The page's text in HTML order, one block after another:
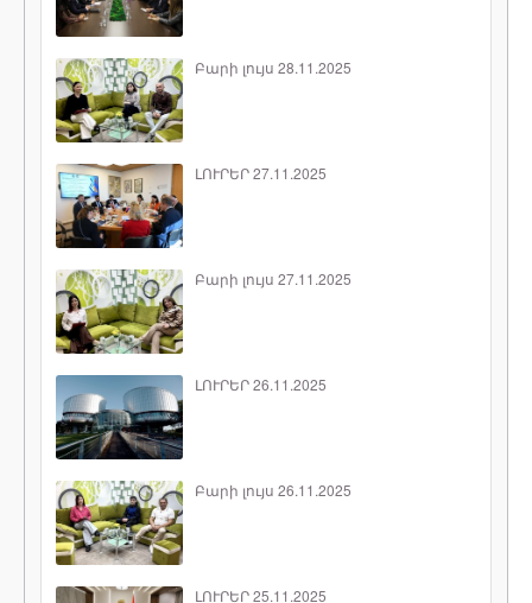
Բարի լույս 28.11.2025
ԼՈՒՐԵՐ 27.11.2025
Բարի լույս 27.11.2025
ԼՈՒՐԵՐ 26.11.2025
Բարի լույս 26.11.2025
ԼՈՒՐԵՐ 25.11.2025